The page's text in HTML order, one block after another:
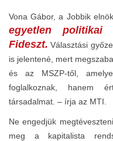
Vona Gábor, a Jobbik
egyetlen
Fideszt. Választási
is jelentené, mert
és az MSZP-től,
foglalkoznak, hanem
társadalmat. – írja az MTI.
Ne engedjük
meg a kapitalista